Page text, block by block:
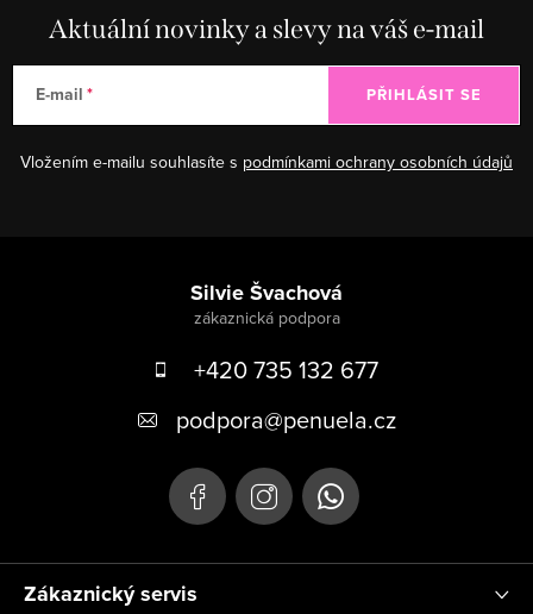
Aktuální novinky a slevy na váš e-mail
E-mail
Vložením e-mailu souhlasíte s podmínkami ochrany osobních údajů
PŘIHLÁSIT SE
Silvie Švachová
+420 735 132 677
podpora@penuela.cz
Zákaznický servis